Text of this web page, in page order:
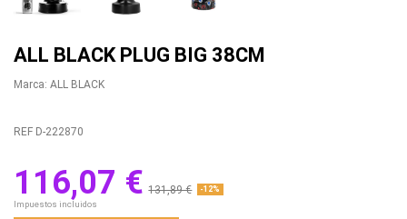
ALL BLACK PLUG BIG 38CM
Marca: ALL BLACK
REF D-222870
116,07 € 131,89 € -12%
Impuestos incluidos